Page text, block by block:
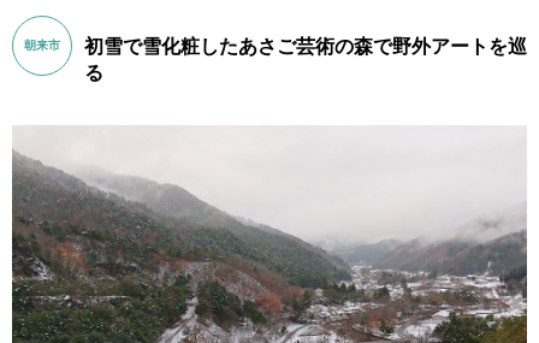
朝来市
初雪で雪化粧したあさご芸術の森で野外アートを巡
る